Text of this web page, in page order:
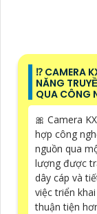
⁉️ CAMERA
NĂNG
QUA CÔNG
🎀 Camera
hợp công
nguồn qua
lượng được
dây cáp và
việc triển
thuận tiện